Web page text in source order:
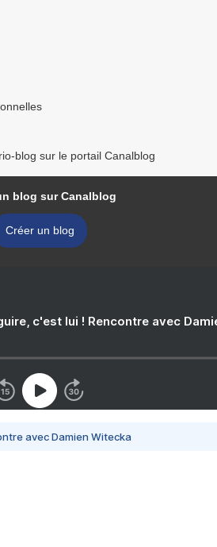
blog sur le portail Canalblog
blog sur Canalblog
Créer un blog
c'est lui ! Rencontre avec
avec Damien Witecka